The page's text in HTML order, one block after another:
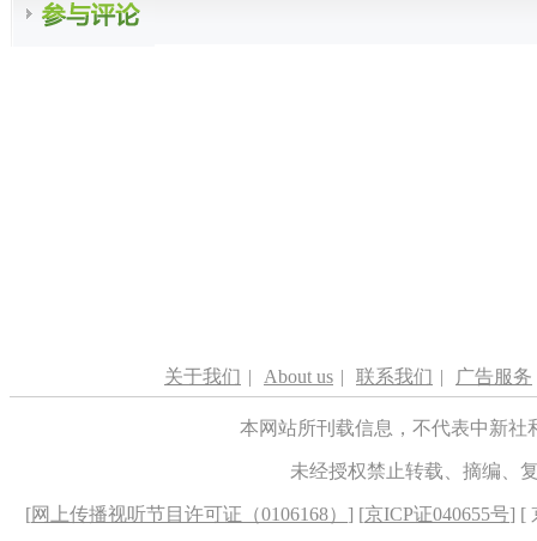
关于我们 | About us | 联系我们 | 广告服务
本网站所刊载信息，不代表中新
未经授权禁止转载、摘编、
[网上传播视听节目许可证（0106168） ] [京ICP证040655号] [